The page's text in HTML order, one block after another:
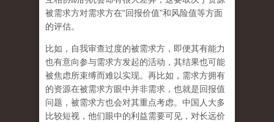
被需求方对需求方在“回报价值”和风险值等方面
的评估。
比如，自我审查过度的被需求方，即便其有能力
也有意向参与需求方发起的活动，其结果也可能
被焦虑所束缚而难以实现。再比如，需求方拥有
的资源在被需求方眼中并非需求，也就是回报值
问题，被需求方也会对其重点考虑。中国人大多
比较短视，他们眼中的利益需要可见，对长远价